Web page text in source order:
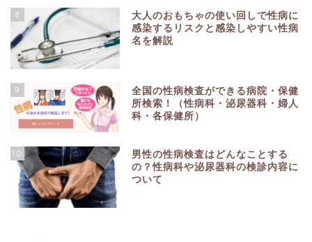
8
大人のおもちゃの使い回しで性病に
感染するリスクと感染しやすい性病
名を解説
9
全国の性病検査ができる病院・保健
所検索！（性病科・泌尿器科・婦人
科・各保健所）
10
男性の性病検査はどんなことする
の？性病科や泌尿器科の検診内容に
ついて